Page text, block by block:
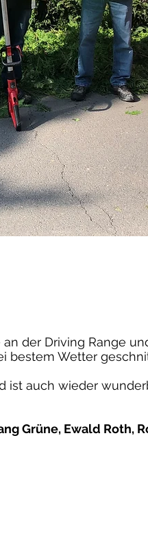
der Driving Range
bestem Wetter
auch wieder
Grüne, Ewald Roth,